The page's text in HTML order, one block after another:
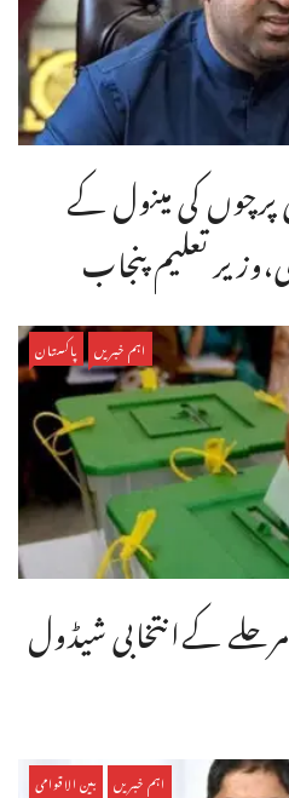
کی مینول کے
تعلیم پنجاب
اہم خبریں پاکستان
کےانتخابی شیڈول
اہم خبریں بین الاقوامی